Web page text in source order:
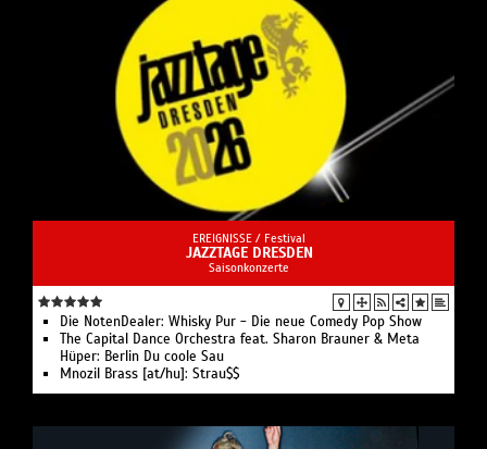
EREIGNISSE / Festival
JAZZTAGE DRESDEN
Saisonkonzerte
Die NotenDealer: Whisky Pur - Die neue Comedy Pop Show
The Capital Dance Orchestra feat. Sharon Brauner & Meta
Hüper: Berlin Du coole Sau
Mnozil Brass [at/hu]: Strau$$